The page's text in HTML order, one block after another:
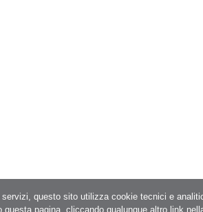
servizi, questo sito utilizza cookie tecnici e
questa pagina, cliccando qualunque altro link